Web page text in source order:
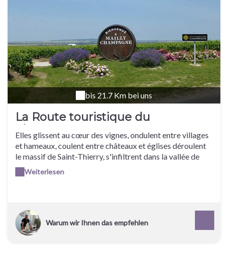
bis 21.7 Km bei uns
La Route touristique du
Champagne
Elles glissent au cœur des vignes, ondulent entre villages
et hameaux, coulent entre châteaux et églises déroulent
le massif de Saint-Thierry, s'infiltrent dans la vallée de
l'Ardre, s'accrochent à la Montagne de Reims : à vous de
découvrir l'un des circuits qui déflorent le patrimoine
Weiterlesen
Warum wir Ihnen das empfehlen